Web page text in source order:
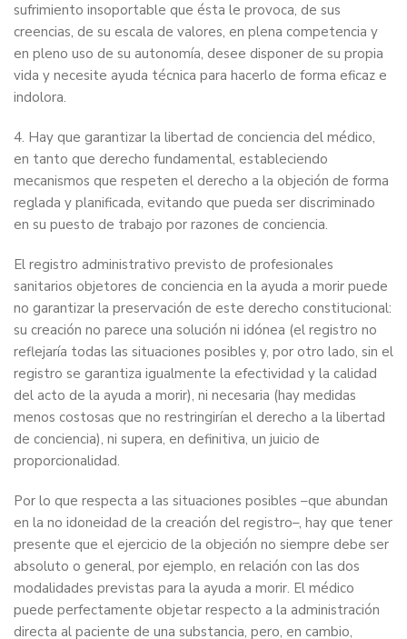
sufrimiento insoportable que ésta le provoca, de sus
creencias, de su escala de valores, en plena competencia y
en pleno uso de su autonomía, desee disponer de su propia
vida y necesite ayuda técnica para hacerlo de forma eficaz e
indolora.
4. Hay que garantizar la libertad de conciencia del médico,
en tanto que derecho fundamental, estableciendo
mecanismos que respeten el derecho a la objeción de forma
reglada y planificada, evitando que pueda ser discriminado
en su puesto de trabajo por razones de conciencia.
El registro administrativo previsto de profesionales
sanitarios objetores de conciencia en la ayuda a morir puede
no garantizar la preservación de este derecho constitucional:
su creación no parece una solución ni idónea (el registro no
reflejaría todas las situaciones posibles y, por otro lado, sin el
registro se garantiza igualmente la efectividad y la calidad
del acto de la ayuda a morir), ni necesaria (hay medidas
menos costosas que no restringirían el derecho a la libertad
de conciencia), ni supera, en definitiva, un juicio de
proporcionalidad.
Por lo que respecta a las situaciones posibles –que abundan
en la no idoneidad de la creación del registro–, hay que tener
presente que el ejercicio de la objeción no siempre debe ser
absoluto o general, por ejemplo, en relación con las dos
modalidades previstas para la ayuda a morir. El médico
puede perfectamente objetar respecto a la administración
directa al paciente de una substancia, pero, en cambio,